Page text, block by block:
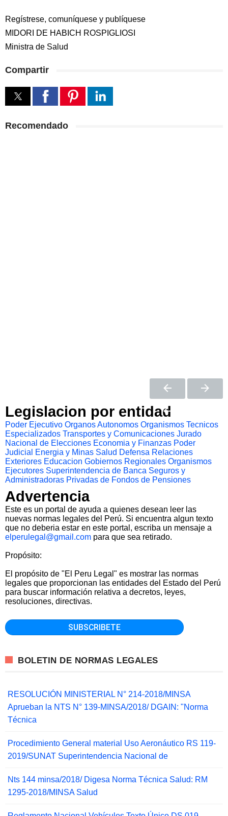
Regístrese, comuníquese y publíquese
MIDORI DE HABICH ROSPIGLIOSI
Ministra de Salud
Compartir
Recomendado
Legislacion por entidad
Poder Ejecutivo Organos Autonomos Organismos Tecnicos
Especializados Transportes y Comunicaciones Jurado
Nacional de Elecciones Economia y Finanzas Poder
Judicial
Energia y Minas Salud Defensa Relaciones
Exteriores Educacion Gobiernos Regionales Organismos
Ejecutores Superintendencia de Banca Seguros y
Administradoras Privadas de Fondos de Pensiones
Advertencia
Este es un portal de ayuda a quienes desean leer las
nuevas normas legales del Perú. Si encuentra algun texto
que no deberia estar en este portal, escriba un mensaje a
elperulegal@gmail.com para que sea retirado.
Propósito:
El propósito de "El Peru Legal" es mostrar las normas
legales que proporcionan las entidades del Estado del Perú
para buscar información relativa a decretos, leyes,
resoluciones, directivas.
BOLETIN DE NORMAS LEGALES
RESOLUCIÓN MINISTERIAL N° 214-2018/MINSA
Aprueban la NTS N° 139-MINSA/2018/ DGAIN: "Norma
Técnica
Procedimiento General material Uso Aeronáutico RS 119-
2019/SUNAT Superintendencia Nacional de
Nts 144 minsa/2018/ Digesa Norma Técnica Salud: RM
1295-2018/MINSA Salud